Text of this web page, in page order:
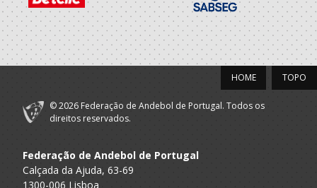
2022/23
Porto A
Escola Formaçao
Espinho - Os
SUB 16 M - And Praia / SUB 18 M -
A.A. Porto
Grupo
Desportivo
2021/22
TOPO
HOME
© 2026 Federação de Andebol de Portugal. Todos os
direitos reservados.
Federação de Andebol de Portugal
Calçada da Ajuda, 63-69
1300-006 Lisboa